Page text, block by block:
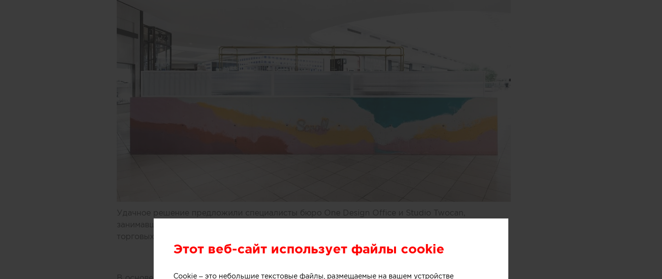
Удачное решение предложили специалисты бюро One Design Office и Studio Twocan,
занимавшиеся дизайном небольшого магазина мороженого, расположенного в одном из
торговых центров Мельбурна (Австралия).
Этот веб-сайт использует файлы cookie
Cookie – это небольшие текстовые файлы, размещаемые на вашем устройстве